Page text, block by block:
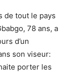
de tout le pays
78 ans, a
d’un
son viseur:
porter les